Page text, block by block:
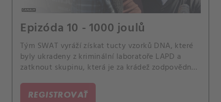
Epizóda 10 - 1000 joulů
Tým SWAT vyráží získat tucty vzorků DNA, které
byly ukradeny z kriminální laboratoře LAPD a
zatknout skupinu, která je za krádež zodpovědná.
kapitána Hickse.
REGISTROVAŤ